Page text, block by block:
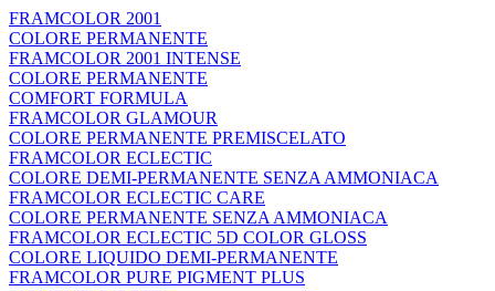
FRAMCOLOR 2001
COLORE PERMANENTE
FRAMCOLOR 2001 INTENSE
COLORE PERMANENTE
COMFORT FORMULA
FRAMCOLOR GLAMOUR
COLORE PERMANENTE PREMISCELATO
FRAMCOLOR ECLECTIC
COLORE DEMI-PERMANENTE SENZA AMMONIACA
FRAMCOLOR ECLECTIC CARE
COLORE PERMANENTE SENZA AMMONIACA
FRAMCOLOR ECLECTIC 5D COLOR GLOSS
COLORE LIQUIDO DEMI-PERMANENTE
FRAMCOLOR PURE PIGMENT PLUS